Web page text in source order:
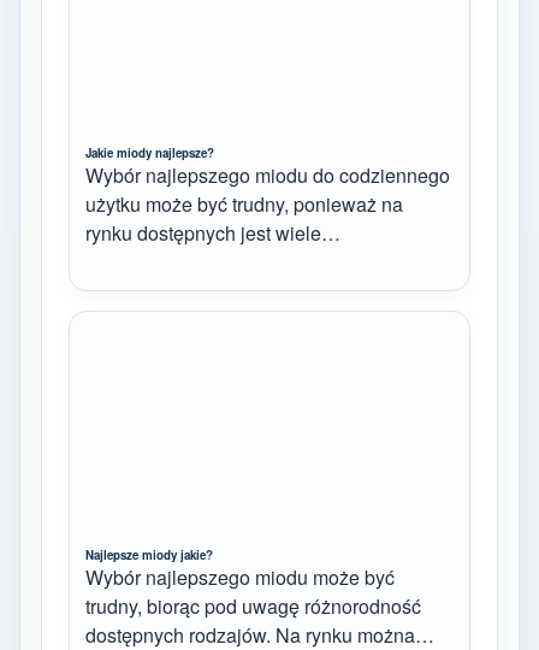
Jakie miody najlepsze?
Wybór najlepszego miodu do codziennego
użytku może być trudny, ponieważ na
rynku dostępnych jest wiele…
Najlepsze miody jakie?
Wybór najlepszego miodu może być
trudny, biorąc pod uwagę różnorodność
dostępnych rodzajów. Na rynku można…